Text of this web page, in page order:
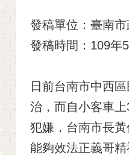
發稿單位：臺南
發稿時間：109年
日前台南市中西
治，而自小客車
犯嫌，台南市長
能夠效法正義哥